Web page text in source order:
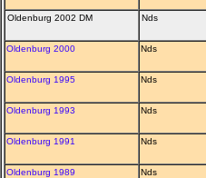
Oldenburg 2002 DM Nds
Oldenburg 2000 Nds
Oldenburg 1995 Nds
Oldenburg 1993 Nds
Oldenburg 1991 Nds
Oldenburg 1989 Nds